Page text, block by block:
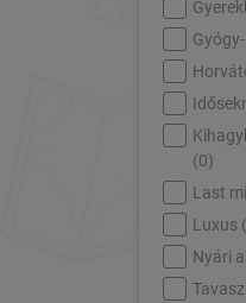
(0)
Last
Luxus (
Nyári